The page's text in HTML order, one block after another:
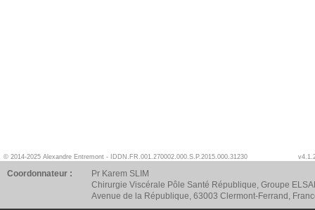
© 2014-2025 Alexandre Entremont - IDDN.FR.001.270002.000.S.P.2015.000.31230
Coordonnateur :
Pr Karem SLIM
Chirurgie Viscérale Pôle Santé République, Groupe
Avenue de la République, 63003 Clermont-Ferrand,